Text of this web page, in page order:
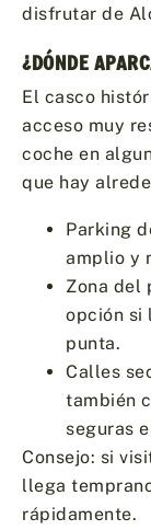
disfrutar de
¿DÓNDE
El casco
acceso muy
coche en
que hay
Parking
amplio y
Zona del
opción si
punta.
Calles
también
seguras
Consejo: si
llega
rápidamente.